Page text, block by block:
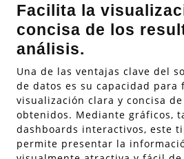
Facilita la
concisa de los
análisis.
Una de las ventajas clave del
de datos es su capacidad para
visualización clara y concisa
obtenidos. Mediante gráficos,
dashboards interactivos, este
permite presentar la